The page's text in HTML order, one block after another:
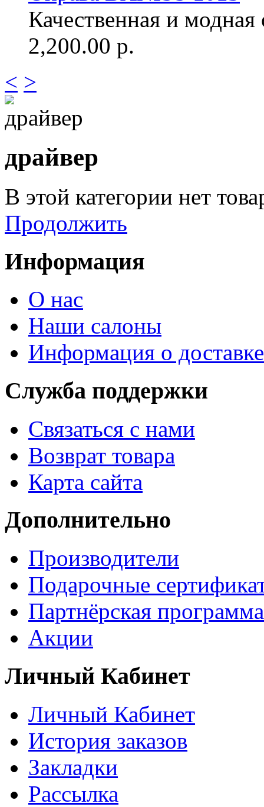
Качественная и модная
2,200.00 р.
< >
драйвер
В этой категории нет
Продолжить
Информация
О нас
Наши салоны
Информация о доставке
Служба поддержки
Связаться с нами
Возврат товара
Карта сайта
Дополнительно
Производители
Подарочные
Партнёрская программа
Акции
Личный Кабинет
Личный Кабинет
История заказов
Закладки
Рассылка